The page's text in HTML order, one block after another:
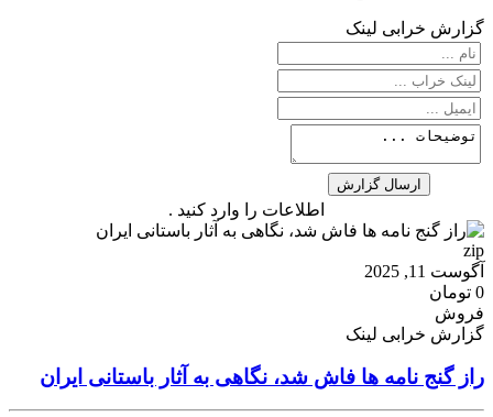
گزارش خرابی لینک
اطلاعات را وارد کنید .
zip
آگوست 11, 2025
0 تومان
فروش
گزارش خرابی لینک
راز گنج نامه ها فاش شد، نگاهی به آثار باستانی ایران